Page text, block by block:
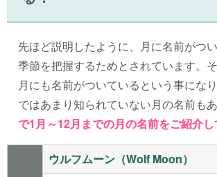
先ほど説明したように、月に名前がつい
季節を把握するためとされています。
月にも名前がついているという事にな
ではあまり知られていない月の名前もあ
で1月～12月までの月の名前をご紹介
ウルフムーン（Wolf Moon）